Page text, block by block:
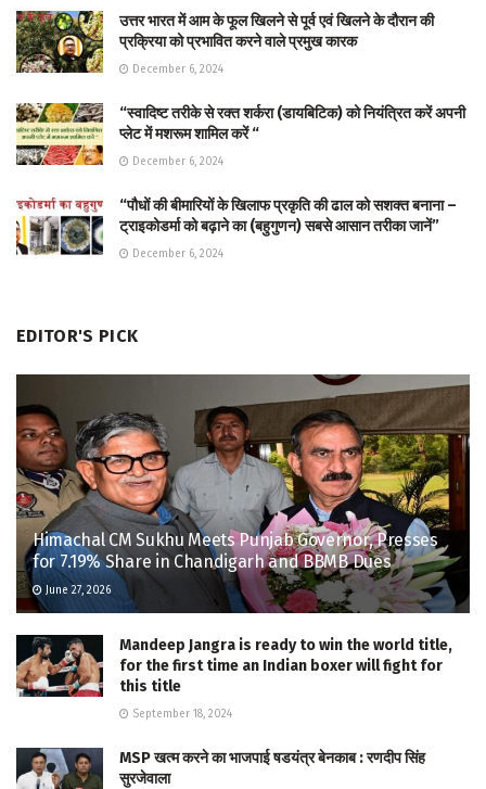
उत्तर भारत में आम के फूल खिलने से पूर्व एवं खिलने के दौरान की
प्रक्रिया को प्रभावित करने वाले प्रमुख कारक
December 6, 2024
“स्वादिष्ट तरीके से रक्त शर्करा (डायबिटिक) को नियंत्रित करें अपनी
प्लेट में मशरूम शामिल करें “
December 6, 2024
“पौधों की बीमारियों के खिलाफ प्रकृति की ढाल को सशक्त बनाना –
ट्राइकोडर्मा को बढ़ाने का (बहुगुणन) सबसे आसान तरीका जानें”
December 6, 2024
EDITOR'S PICK
Himachal CM Sukhu Meets Punjab Governor, Presses
for 7.19% Share in Chandigarh and BBMB Dues
June 27, 2026
Mandeep Jangra is ready to win the world title,
for the first time an Indian boxer will fight for
this title
September 18, 2024
MSP खत्म करने का भाजपाई षडयंत्र बेनकाब : रणदीप सिंह
सुरजेवाला